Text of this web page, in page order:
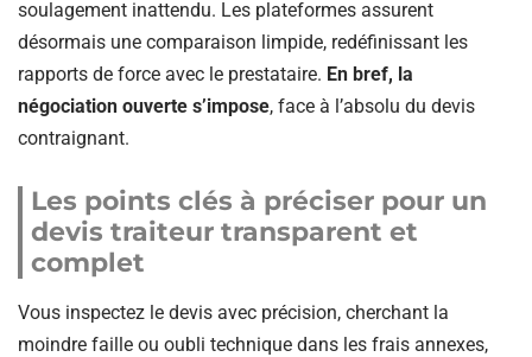
soulagement inattendu. Les plateformes assurent
désormais une comparaison limpide, redéfinissant les
rapports de force avec le prestataire. En bref, la
négociation ouverte s’impose, face à l’absolu du devis
contraignant.
Les points clés à préciser pour un
devis traiteur transparent et
complet
Vous inspectez le devis avec précision, cherchant la
moindre faille ou oubli technique dans les frais annexes,